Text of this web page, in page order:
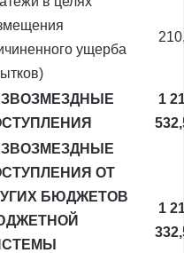
ущерба
1
ОТ
БЮДЖЕТОВ
1